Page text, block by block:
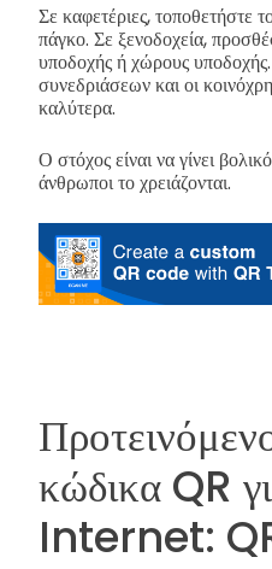
Σε καφετέριες, τοποθετήστε
πάγκο. Σε ξενοδοχεία,
υποδοχής ή χώρους
συνεδριάσεων και οι
καλύτερα.
Ο στόχος είναι να γίνει
άνθρωποι το χρειάζονται.
κώδικα QR
Internet: